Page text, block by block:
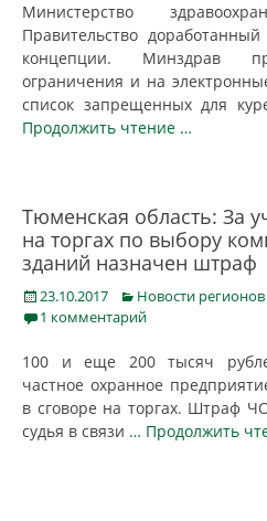
Министерство
Правительство
концепции. Минздрав
ограничения и на
список запрещенных для
Продолжить чтение …
Тюменская область: За
на торгах по выбору
зданий назначен штраф
Posted
on
23.10.2017 Categories
Новости регионов
1 комментарий
100 и еще 200 тысяч
частное охранное
в сговоре на торгах. Штраф
судья в связи … Продолжить